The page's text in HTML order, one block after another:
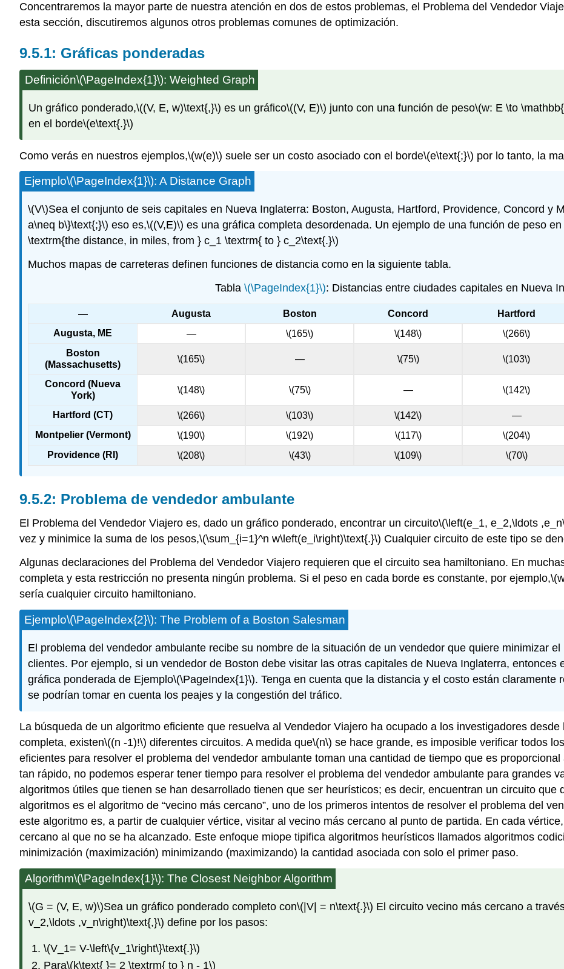
Concentraremos la mayor parte de nuestra atención en dos de estos problemas, el Problema del Vendedor
esta sección, discutiremos algunos otros problemas comunes de optimización.
Gráficas ponderadas
Definición\(\PageIndex{1}\): Weighted Graph
Un gráfico ponderado,\((V, E, w)\text{,}\) es un gráfico\((V, E)\) junto con una función de peso\(w: E \to
en el borde\(e\text{.}\)
Como verás en nuestros ejemplos,\(w(e)\) suele ser un costo asociado con el borde\(e\text{;}\) por lo tanto, la
Ejemplo\(\PageIndex{1}\): A Distance Graph
\(V\)Sea el conjunto de seis capitales en Nueva Inglaterra: Boston, Augusta, Hartford, Providence, Concord y
a\neq b\}\text{;}\) eso es,\((V,E)\) es una gráfica completa desordenada. Un ejemplo de una función de peso
\textrm{the distance, in miles, from } c_1 \textrm{ to } c_2\text{.}\)
Muchos mapas de carreteras definen funciones de distancia como en la siguiente tabla.
Tabla \(\PageIndex{1}\): Distancias entre ciudades capitales en Nueva
— Augusta Boston Concord Hartford
Augusta, ME
— \(165\) \(148\) \(266\)
Boston
(Massachusetts)
\(165\) — \(75\) \(103\)
Concord (Nueva
York)
\(148\) \(75\) — \(142\)
Hartford (CT) \(266\) \(103\) \(142\) —
Montpelier (Vermont)
\(190\) \(192\) \(117\) \(204\)
Providence (RI)
\(208\) \(43\) \(109\) \(70\)
Problema de vendedor ambulante
El Problema del Vendedor Viajero es, dado un gráfico ponderado, encontrar un circuito\(\left(e_1, e_2,\ldots
vez y minimice la suma de los pesos,\(\sum_{i=1}^n w\left(e_i\right)\text{.}\) Cualquier circuito de este tipo se
Algunas declaraciones del Problema del Vendedor Viajero requieren que el circuito sea hamiltoniano. En
completa y esta restricción no presenta ningún problema. Si el peso en cada borde es constante, por ejemplo,
sería cualquier circuito hamiltoniano.
Ejemplo\(\PageIndex{2}\): The Problem of a Boston Salesman
El problema del vendedor ambulante recibe su nombre de la situación de un vendedor que quiere minimizar
clientes. Por ejemplo, si un vendedor de Boston debe visitar las otras capitales de Nueva Inglaterra, entonces
gráfica ponderada de Ejemplo\(\PageIndex{1}\). Tenga en cuenta que la distancia y el costo están claramente
se podrían tomar en cuenta los peajes y la congestión del tráfico.
La búsqueda de un algoritmo eficiente que resuelva al Vendedor Viajero ha ocupado a los investigadores
completa, existen\((n -1)!\) diferentes circuitos. A medida que\(n\) se hace grande, es imposible verificar todos
eficientes para resolver el problema del vendedor ambulante toman una cantidad de tiempo que es proporcional
tan rápido, no podemos esperar tener tiempo para resolver el problema del vendedor ambulante para grandes
algoritmos útiles que tienen se han desarrollado tienen que ser heurísticos; es decir, encuentran un circuito que
algoritmos es el algoritmo de “vecino más cercano”, uno de los primeros intentos de resolver el problema del
este algoritmo es, a partir de cualquier vértice, visitar al vecino más cercano al punto de partida. En cada
cercano al que no se ha alcanzado. Este enfoque miope tipifica algoritmos heurísticos llamados algoritmos
minimización (maximización) minimizando (maximizando) la cantidad asociada con solo el primer paso.
Algorithm\(\PageIndex{1}\): The Closest Neighbor Algorithm
\(G = (V, E, w)\)Sea un gráfico ponderado completo con\(|V| = n\text{.}\) El circuito vecino más cercano a
v_2,\ldots ,v_n\right)\text{,}\) define por los pasos:
\(V_1= V-\left\{v_1\right\}\text{.}\)
Para\(k\text{ }= 2 \textrm{ to } n - 1\)